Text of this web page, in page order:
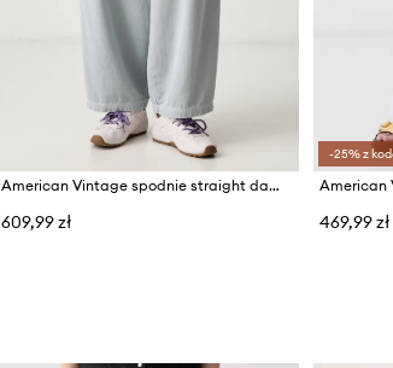
American Vintage spodnie straight damskie bawełniane
609,99 zł
-25% z
469,99 zł